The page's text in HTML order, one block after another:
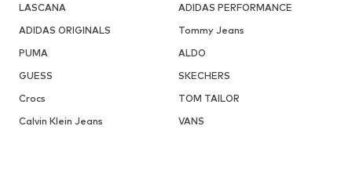
LASCANA
ADIDAS PERFORMANCE
ADIDAS ORIGINALS
Tommy Jeans
PUMA
ALDO
GUESS
SKECHERS
Crocs
TOM TAILOR
Calvin Klein Jeans
VANS